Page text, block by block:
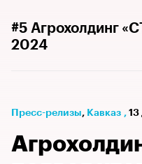
#5 Агрохолдинг
2024
Пресс-релизы⁠, Кавказ , 13